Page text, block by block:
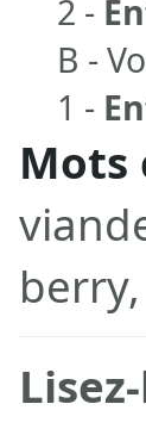
2 -
B -
1 -
Mots